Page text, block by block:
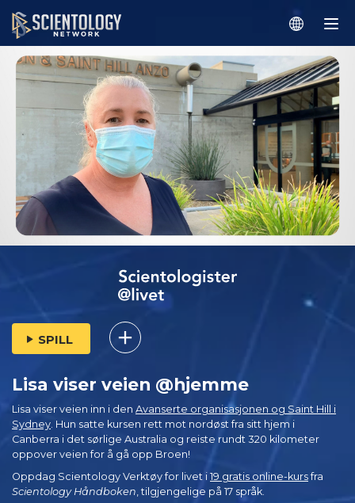
SPILL
Lisa viser veien @hjemme
Lisa viser veien inn i den Avanserte organisasjonen og Saint Hill i
Sydney . Hun satte kursen rett mot nordøst fra sitt hjem i
Canberra i det sørlige Australia og reiste rundt 320 kilometer
oppover veien for å gå opp Broen!
Oppdag Scientology Verktøy for livet i 19 gratis online-kursfra
Scientology Håndboken, tilgjengelige på 17 språk.